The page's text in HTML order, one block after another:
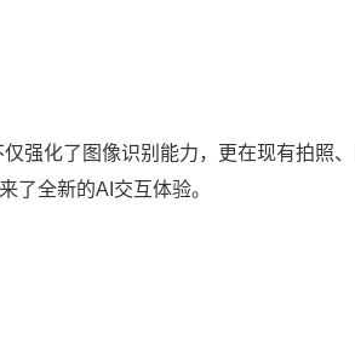
强化了图像识别能力，更在现有拍照
了全新的AI交互体验。